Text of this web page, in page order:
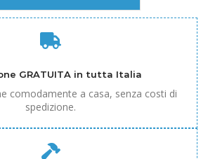
GRATUITA in tutta Italia
comodamente a casa, senza costi di
spedizione.